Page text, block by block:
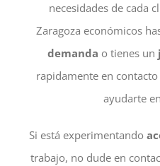
necesidades de cada
Zaragoza económicos
demanda o tienes un
rapidamente en
ayudarte
Si está experimentando
trabajo, no dude en